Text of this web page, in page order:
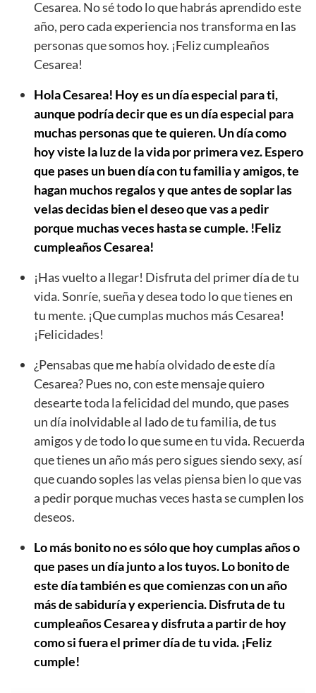
Cesarea. No sé todo lo que habrás aprendido este
año, pero cada experiencia nos transforma en las
personas que somos hoy. ¡Feliz cumpleaños
Cesarea!
Hola Cesarea! Hoy es un día especial para ti,
aunque podría decir que es un día especial para
muchas personas que te quieren. Un día como
hoy viste la luz de la vida por primera vez. Espero
que pases un buen día con tu familia y amigos, te
hagan muchos regalos y que antes de soplar las
velas decidas bien el deseo que vas a pedir
porque muchas veces hasta se cumple. !Feliz
cumpleaños Cesarea!
¡Has vuelto a llegar! Disfruta del primer día de tu
vida. Sonríe, sueña y desea todo lo que tienes en
tu mente. ¡Que cumplas muchos más Cesarea!
¡Felicidades!
¿Pensabas que me había olvidado de este día
Cesarea? Pues no, con este mensaje quiero
desearte toda la felicidad del mundo, que pases
un día inolvidable al lado de tu familia, de tus
amigos y de todo lo que sume en tu vida. Recuerda
que tienes un año más pero sigues siendo sexy, así
que cuando soples las velas piensa bien lo que vas
a pedir porque muchas veces hasta se cumplen los
deseos.
Lo más bonito no es sólo que hoy cumplas años o
que pases un día junto a los tuyos. Lo bonito de
este día también es que comienzas con un año
más de sabiduría y experiencia. Disfruta de tu
cumpleaños Cesarea y disfruta a partir de hoy
como si fuera el primer día de tu vida. ¡Feliz
cumple!